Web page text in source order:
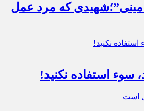
که مرد عمل
سوء استفاده نکنید!